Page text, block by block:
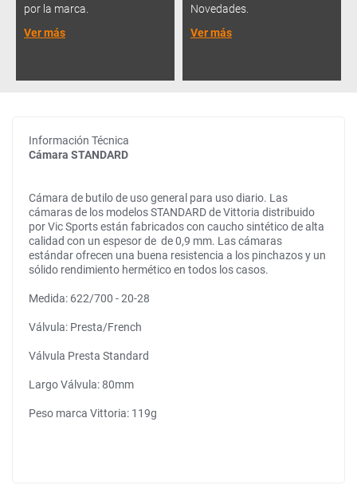
por la marca.
Ver más
Novedades.
Ver más
Información Técnica
Cámara STANDARD
Cámara de butilo de uso general para uso diario. Las
cámaras de los modelos STANDARD de Vittoria distribuido
por Vic Sports están fabricados con caucho sintético de alta
calidad con un espesor de de 0,9 mm. Las cámaras
estándar ofrecen una buena resistencia a los pinchazos y un
sólido rendimiento hermético en todos los casos.
Medida: 622/700 - 20-28
Válvula: Presta/French
Válvula Presta Standard
Largo Válvula: 80mm
Peso marca Vittoria: 119g